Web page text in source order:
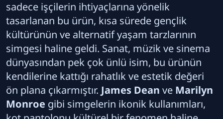
sadece işçilerin ihtiyaçlarına yönelik
tasarlanan bu ürün, kısa sürede gençlik
kültürünün ve alternatif yaşam tarzlarının
simgesi haline geldi. Sanat, müzik ve sinema
dünyasından pek çok ünlü isim, bu ürünün
kendilerine kattığı rahatlık ve estetik değeri
ön plana çıkarmıştır. James Dean ve Marilyn
Monroe gibi simgelerin ikonik kullanımları,